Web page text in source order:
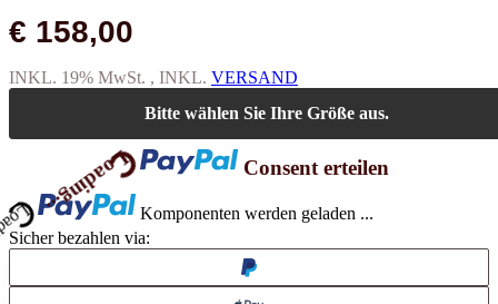
€ 158,00
INKL. 19% MwSt. , INKL. VERSAND
Bitte wählen Sie Ihre Größe aus.
Loading... Consent erteilen
Loading...
Komponenten werden geladen ...
Sicher bezahlen via: